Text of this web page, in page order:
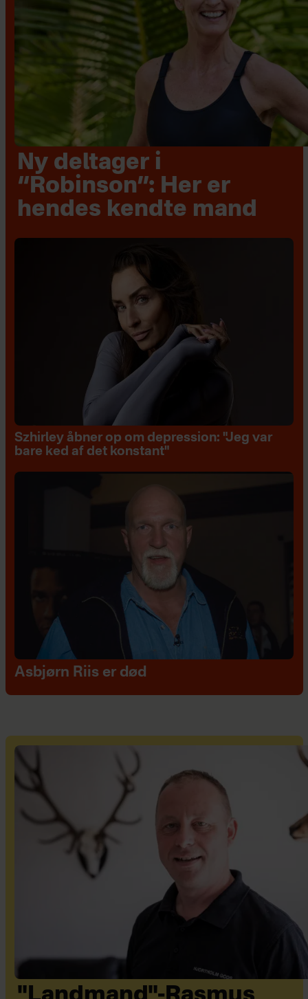
Ny deltager i
“Robinson”: Her er
hendes kendte mand
Szhirley åbner op om depression: "Jeg var
bare ked af det konstant"
Asbjørn Riis er død